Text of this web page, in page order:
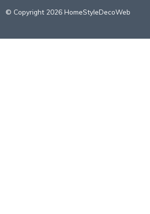
© Copyright 2026 HomeStyleDecoWeb